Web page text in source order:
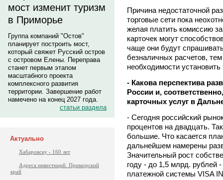
мост изменит туризм
в Приморье
Группа компаний "Остов"
планирует построить мост,
который свяжет Русский остров
с островом Елены. Переправа
станет первым этапом
масштабного проекта
комплексного развития
территории. Завершение работ
намечено на конец 2027 года.
статьи раздела
Актуально
Хабаровску - 160 лет
Адреса инвестиций. Приморский
край
Причина недостаточной
торговые сети пока
желая платить комиссию
карточек могут
чаще они будут
безналичных расчетов,
необходимости
- Какова перспектива
России и,
карточных услуг в
- Сегодня российский
процентов на двадцать.
большие. Что касается
дальнейшем намерены
Значительный рост
году - до 1,5 млрд. рублей
платежной системы VISA